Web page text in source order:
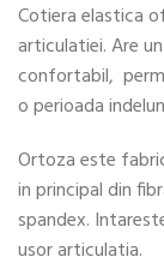
Cotiera elastica
articulatiei. Are
confortabil,
o perioada
Ortoza este
in principal din
spandex.
usor articulatia.